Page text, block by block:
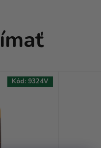
Kód: 9324V